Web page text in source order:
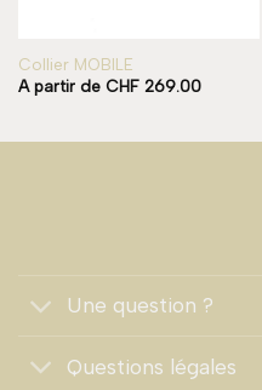
Collier MOBILE
A partir de CHF269.00
Une question ?
Questions légales